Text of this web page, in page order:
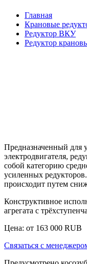
Главная
Крановые
Редуктор ВКУ
Редуктор
Предназначенный для
электродвигателя,
собой категорию
усиленных
происходит путем
Конструктивное
агрегата с
Цена: от 163 000 RUB
Связаться с